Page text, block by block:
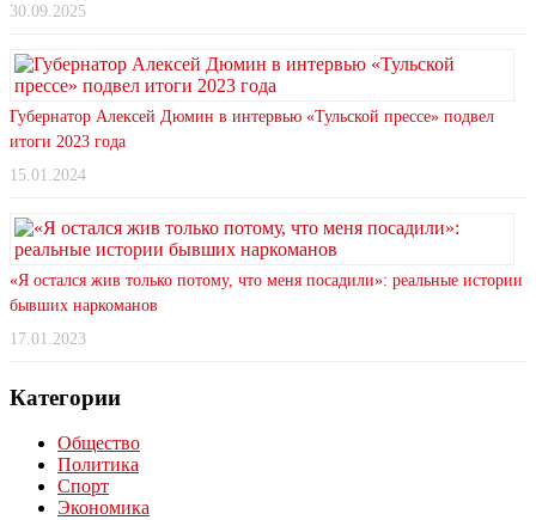
30.09.2025
Губернатор Алексей Дюмин в интервью «Тульской прессе» подвел
итоги 2023 года
15.01.2024
«Я остался жив только потому, что меня посадили»: реальные истории
бывших наркоманов
17.01.2023
Категории
Общество
Политика
Спорт
Экономика